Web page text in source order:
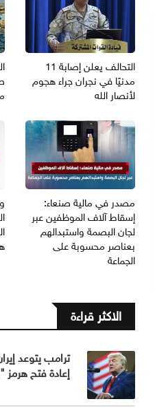
التحالف يعلن إصابة 11
مدنيًا في نجران جراء هجوم
لأنصار الله
مصدر في مالية صنعاء:
إسقاط آلاف الموظفين عبر
لجان البصمة واستبدالهم
بعناصر محسوبة على
الجماعة
الاكثر قراءة
ترامب يتوعد
إعادة فتح هرمز